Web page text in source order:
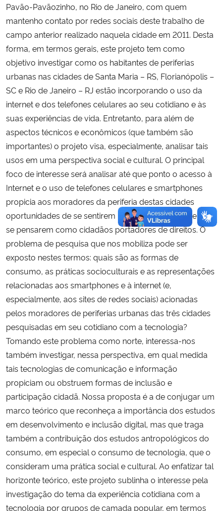
Pavão-Pavãozinho, no Rio de Janeiro, com quem
mantenho contato por redes sociais deste trabalho de
campo anterior realizado naquela cidade em 2011. Desta
forma, em termos gerais, este projeto tem como
objetivo investigar como os habitantes de periferias
urbanas nas cidades de Santa Maria – RS, Florianópolis –
SC e Rio de Janeiro – RJ estão incorporando o uso da
internet e dos telefones celulares ao seu cotidiano e às
suas experiências de vida. Entretanto, para além de
aspectos técnicos e econômicos (que também são
importantes) o projeto visa, especialmente, analisar tais
usos em uma perspectiva social e cultural. O principal
foco de interesse será analisar até que ponto o acesso à
Internet e o uso de telefones celulares e smartphones
propicia aos moradores da periferia destas cidades
oportunidades de se sentirem incluídos socialmente e de
se pensarem como cidadãos portadores de direitos. O
problema de pesquisa que nos mobiliza pode ser
exposto nestes termos: quais são as formas de
consumo, as práticas socioculturais e as representações
relacionadas aos smartphones e à internet (e,
especialmente, aos sites de redes sociais) acionadas
pelos moradores de periferias urbanas das três cidades
pesquisadas em seu cotidiano com a tecnologia?
Tomando este problema como norte, interessa-nos
também investigar, nessa perspectiva, em qual medida
tais tecnologias de comunicação e informação
propiciam ou obstruem formas de inclusão e
participação cidadã. Nossa proposta é a de conjugar um
marco teórico que reconheça a importância dos estudos
em desenvolvimento e inclusão digital, mas que traga
também a contribuição dos estudos antropológicos do
consumo, em especial o consumo de tecnologia, que o
consideram uma prática social e cultural. Ao enfatizar tal
horizonte teórico, este projeto sublinha o interesse pela
investigação do tema da experiência cotidiana com a
tecnologia por grupos de camada popular, em termos